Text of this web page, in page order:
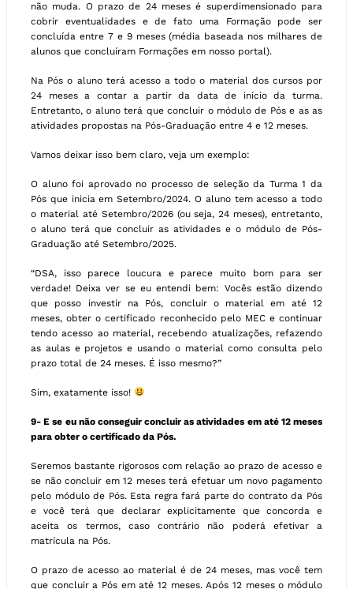
não muda. O prazo de 24 meses é superdimensionado para
cobrir eventualidades e de fato uma Formação pode ser
concluída entre 7 e 9 meses (média baseada nos milhares de
alunos que concluíram Formações em nosso portal).
Na Pós o aluno terá acesso a todo o material dos cursos por
24 meses a contar a partir da data de início da turma.
Entretanto, o aluno terá que concluir o módulo de Pós e as as
atividades propostas na Pós-Graduação entre 4 e 12 meses.
Vamos deixar isso bem claro, veja um exemplo:
O aluno foi aprovado no processo de seleção da Turma 1 da
Pós que inicia em Setembro/2024. O aluno tem acesso a todo
o material até Setembro/2026 (ou seja, 24 meses), entretanto,
o aluno terá que concluir as atividades e o módulo de Pós-
Graduação até Setembro/2025.
“DSA, isso parece loucura e parece muito bom para ser
verdade! Deixa ver se eu entendi bem: Vocês estão dizendo
que posso investir na Pós, concluir o material em até 12
meses, obter o certificado reconhecido pelo MEC e continuar
tendo acesso ao material, recebendo atualizações, refazendo
as aulas e projetos e usando o material como consulta pelo
prazo total de 24 meses. É isso mesmo?”
Sim, exatamente isso!
9- E se eu não conseguir concluir as atividades em até 12 meses
para obter o certificado da Pós.
Seremos bastante rigorosos com relação ao prazo de acesso e
se não concluir em 12 meses terá efetuar um novo pagamento
pelo módulo de Pós. Esta regra fará parte do contrato da Pós
e você terá que declarar explicitamente que concorda e
aceita os termos, caso contrário não poderá efetivar a
matrícula na Pós.
O prazo de acesso ao material é de 24 meses, mas você tem
que concluir a Pós em até 12 meses. Após 12 meses o módulo